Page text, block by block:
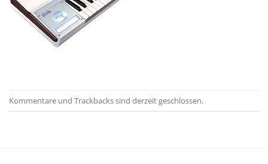
Kommentare und Trackbacks sind derzeit geschlossen.